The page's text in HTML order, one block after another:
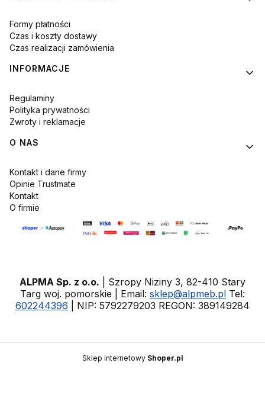
Formy płatności
Czas i koszty dostawy
Czas realizacji zamówienia
INFORMACJE
Regulaminy
Polityka prywatności
Zwroty i reklamacje
O NAS
Kontakt i dane firmy
Opinie Trustmate
Kontakt
O firmie
ALPMA Sp. z o.o. | Szropy Niziny 3, 82-410 Stary
Targ woj. pomorskie | Email: sklep@alpmeb.pl Tel:
602244396 | NIP: 5792279203 REGON: 389149284
Sklep internetowy Shoper.pl